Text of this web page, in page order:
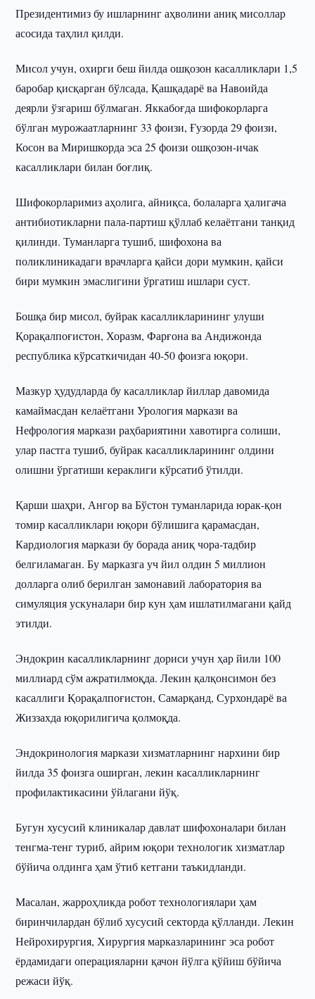
Президентимиз бу ишларнинг аҳволини аниқ мисоллар
асосида таҳлил қилди.
Мисол учун, охирги беш йилда ошқозон касалликлари 1,5
баробар қисқарган бўлсада, Қашқадарё ва Навоийда
деярли ўзгариш бўлмаган. Яккабоғда шифокорларга
бўлган мурожаатларнинг 33 фоизи, Ғузорда 29 фоизи,
Косон ва Миришкорда эса 25 фоизи ошқозон-ичак
касалликлари билан боғлиқ.
Шифокорларимиз аҳолига, айниқса, болаларга ҳалигача
антибиотикларни пала-партиш қўллаб келаётгани танқид
қилинди. Туманларга тушиб, шифохона ва
поликлиникадаги врачларга қайси дори мумкин, қайси
бири мумкин эмаслигини ўргатиш ишлари суст.
Бошқа бир мисол, буйрак касалликларининг улуши
Қорақалпоғистон, Хоразм, Фарғона ва Андижонда
республика кўрсаткичидан 40-50 фоизга юқори.
Мазкур ҳудудларда бу касалликлар йиллар давомида
камаймасдан келаётгани Урология маркази ва
Нефрология маркази раҳбариятини хавотирга солиши,
улар пастга тушиб, буйрак касалликларининг олдини
олишни ўргатиши кераклиги кўрсатиб ўтилди.
Қарши шаҳри, Ангор ва Бўстон туманларида юрак-қон
томир касалликлари юқори бўлишига қарамасдан,
Кардиология маркази бу борада аниқ чора-тадбир
белгиламаган. Бу марказга уч йил олдин 5 миллион
долларга олиб берилган замонавий лаборатория ва
симуляция ускуналари бир кун ҳам ишлатилмагани қайд
этилди.
Эндокрин касалликларнинг дориси учун ҳар йили 100
миллиард сўм ажратилмоқда. Лекин қалқонсимон без
касаллиги Қорақалпоғистон, Самарқанд, Сурхондарё ва
Жиззахда юқорилигича қолмоқда.
Эндокринология маркази хизматларнинг нархини бир
йилда 35 фоизга оширган, лекин касалликларнинг
профилактикасини ўйлагани йўқ.
Бугун хусусий клиникалар давлат шифохоналари билан
тенгма-тенг туриб, айрим юқори технологик хизматлар
бўйича олдинга ҳам ўтиб кетгани таъкидланди.
Масалан, жарроҳликда робот технологиялари ҳам
биринчилардан бўлиб хусусий секторда қўлланди. Лекин
Нейрохирургия, Хирургия марказларининг эса робот
ёрдамидаги операцияларни қачон йўлга қўйиш бўйича
режаси йўқ.